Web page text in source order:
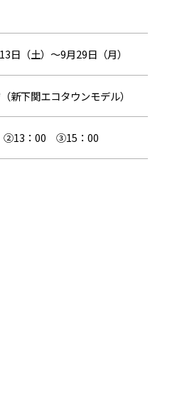
日（土）～9月29日（月）
新下関エコタウンモデル）
：00 ③15：00